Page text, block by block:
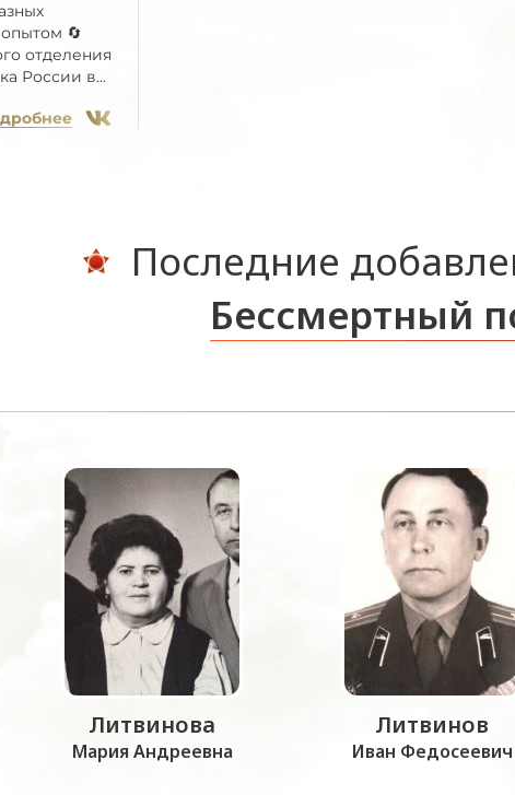
🔄
отделения
России в...
Последние
Бессмертный
Литвинова
Мария Андреевна
Литвинов
Иван Федосеевич